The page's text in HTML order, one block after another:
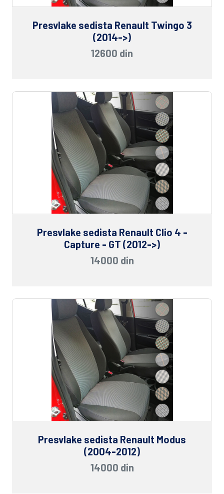
Presvlake sedista Renault Twingo 3
(2014->)
12600 din
Presvlake sedista Renault Clio 4 -
Capture - GT (2012->)
14000 din
Presvlake sedista Renault Modus
(2004-2012)
14000 din